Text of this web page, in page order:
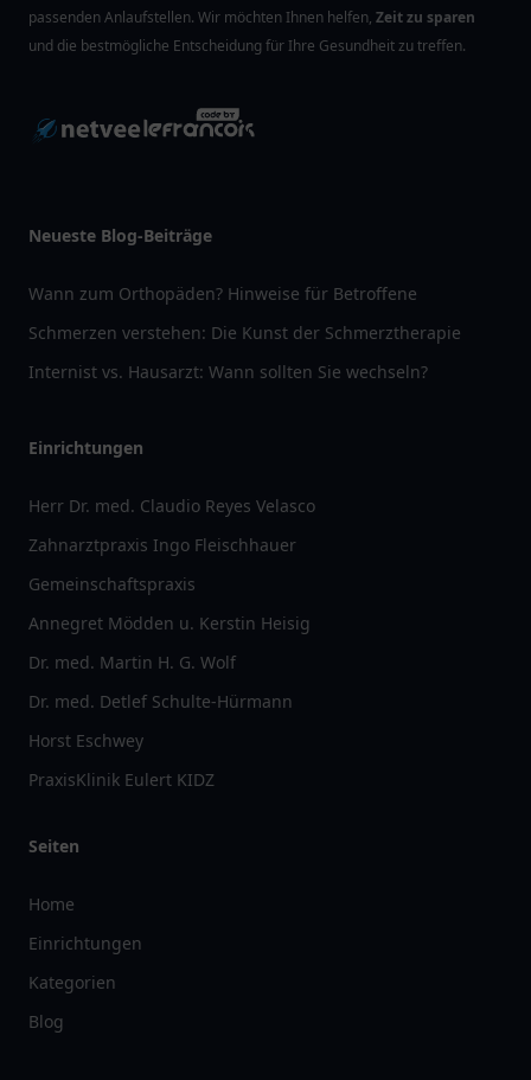
passenden Anlaufstellen. Wir möchten Ihnen helfen, Zeit zu sparen
und die bestmögliche Entscheidung für Ihre Gesundheit zu treffen.
Neueste Blog-Beiträge
Wann zum Orthopäden? Hinweise für Betroffene
Schmerzen verstehen: Die Kunst der Schmerztherapie
Internist vs. Hausarzt: Wann sollten Sie wechseln?
Einrichtungen
Herr Dr. med. Claudio Reyes Velasco
Zahnarztpraxis Ingo Fleischhauer
Gemeinschaftspraxis
Annegret Mödden u. Kerstin Heisig
Dr. med. Martin H. G. Wolf
Dr. med. Detlef Schulte-Hürmann
Horst Eschwey
PraxisKlinik Eulert KIDZ
Seiten
Home
Einrichtungen
Kategorien
Blog